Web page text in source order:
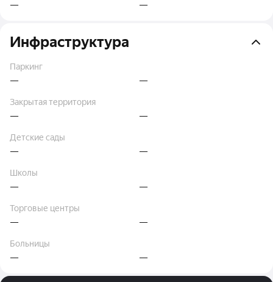
— —
Инфраструктура
Паркинг
— —
Закрытая территория
— —
Детские сады
— —
Школы
— —
Торговые центры
— —
Больницы
— —